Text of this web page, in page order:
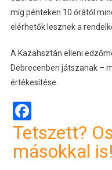
míg pénteken 10 órától
elérhetők lesznek a
A Kazahsztán elleni
Debrecenben játszanak –
értékesítése.
Facebook
Tetszett?
másokkal is!